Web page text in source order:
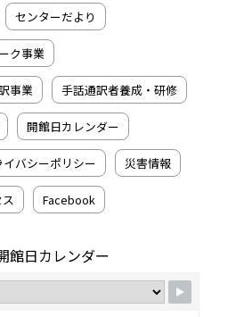
センターだより
ク事業
事業 手話通訳者養成・研修
開館日カレンダー
イバシーポリシー 災害情報
Facebook
館日カレンダー